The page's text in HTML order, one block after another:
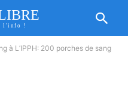
l'info !
à L’IPPH: 200 porches de sang